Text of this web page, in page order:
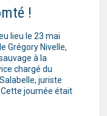
!
lieu le 23 mai
Grégory Nivelle,
à la
chargé du
juriste
journée était